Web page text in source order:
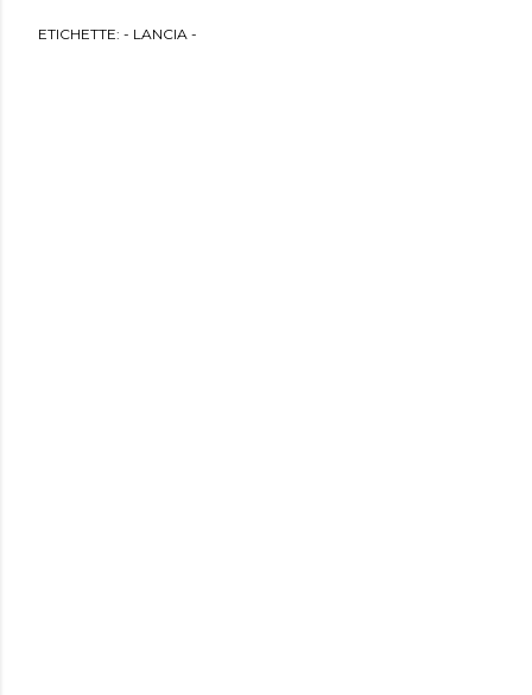
ETICHETTE: - LANCIA -